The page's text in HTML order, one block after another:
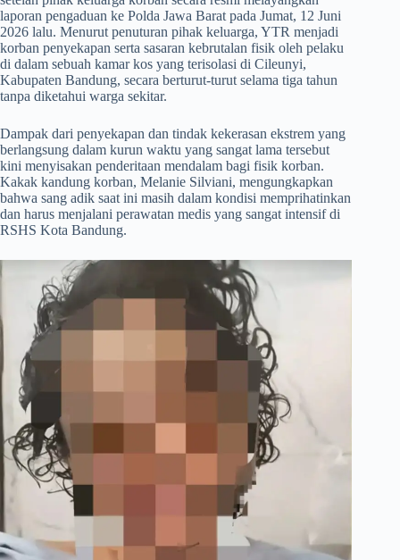
laporan pengaduan ke Polda Jawa Barat pada Jumat, 12 Juni
2026 lalu. Menurut penuturan pihak keluarga, YTR menjadi
korban penyekapan serta sasaran kebrutalan fisik oleh pelaku
di dalam sebuah kamar kos yang terisolasi di Cileunyi,
Kabupaten Bandung, secara berturut-turut selama tiga tahun
tanpa diketahui warga sekitar.
​Dampak dari penyekapan dan tindak kekerasan ekstrem yang
berlangsung dalam kurun waktu yang sangat lama tersebut
kini menyisakan penderitaan mendalam bagi fisik korban.
Kakak kandung korban, Melanie Silviani, mengungkapkan
bahwa sang adik saat ini masih dalam kondisi memprihatinkan
dan harus menjalani perawatan medis yang sangat intensif di
RSHS Kota Bandung.